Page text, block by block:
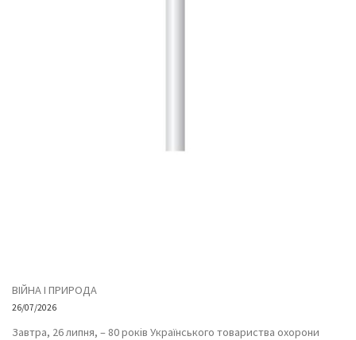
ВІЙНА І ПРИРОДА
26/07/2026
Завтра, 26 липня, – 80 років Українського товариства охорони